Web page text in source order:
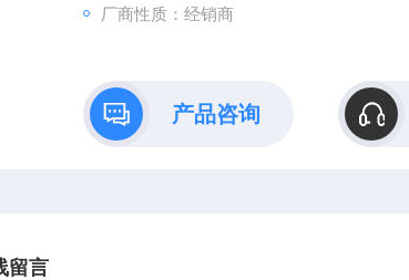
厂商性质：经销商
产品咨询
留言